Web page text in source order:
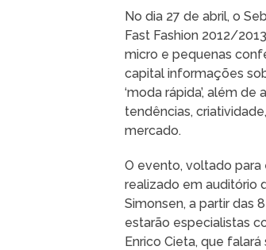
No dia 27 de abril, o
Fast Fashion 2012/
micro e pequenas
capital informações
‘moda rápida’, além
tendências,
mercado.
O evento, voltado para
realizado em auditório
Simonsen, a partir das
estarão especialistas
Enrico Cieta, que